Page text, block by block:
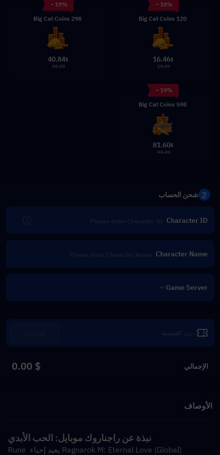
- 18%
120 Big Cat Coins
$
16.46
19.99
- 19%
298 Big Cat Coins
$
40.84
49.99
- 19%
598 Big Cat Coins
$
81.60
99.99
2 شحن الحساب
Character ID
Character Name
Game Server
الإجمالي $ 0.00
الأوصاف
نبذة عن راجناروك موبايل: الحب الأبدي
Ragnarok M: Eternal Love (Global) يعيد إحياء Rune